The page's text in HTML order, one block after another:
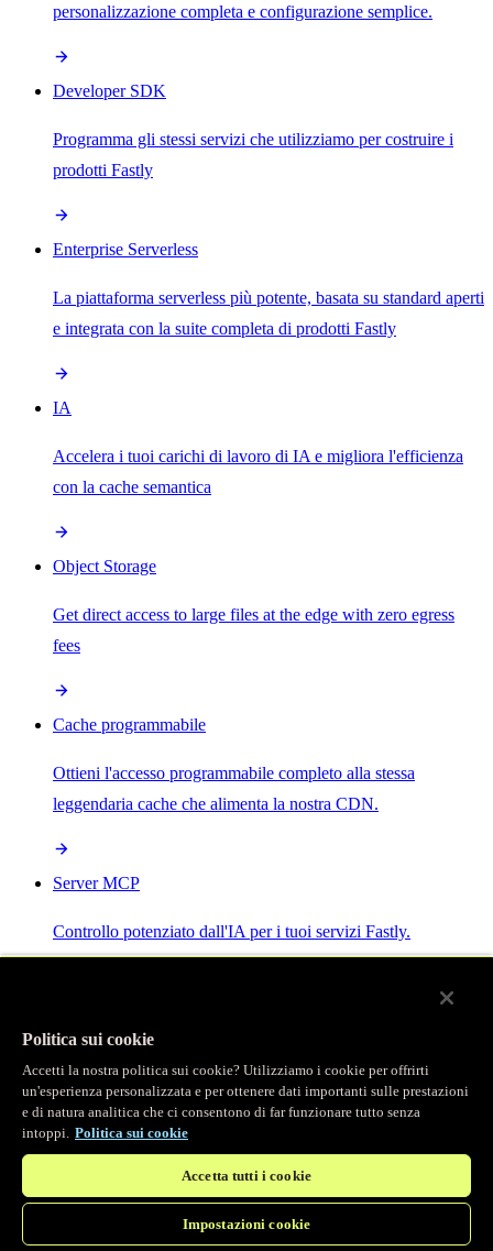
personalizzazione completa e configurazione semplice.
Developer SDK
Programma gli stessi servizi che utilizziamo per costruire i
prodotti Fastly
Enterprise Serverless
La piattaforma serverless più potente, basata su standard aperti
e integrata con la suite completa di prodotti Fastly
IA
Accelera i tuoi carichi di lavoro di IA e migliora l'efficienza
con la cache semantica
Object Storage
Get direct access to large files at the edge with zero egress
fees
Cache programmabile
Ottieni l'accesso programmabile completo alla stessa
leggendaria cache che alimenta la nostra CDN.
Server MCP
Controllo potenziato dall'IA per i tuoi servizi Fastly.
Main menu
/ Prodotti
Osservabilità
Logging in tempo reale
Politica sui cookie
Accetti la nostra politica sui cookie? Utilizziamo i cookie per offrirti
un'esperienza personalizzata e per ottenere dati importanti sulle prestazioni
e di natura analitica che ci consentono di far funzionare tutto senza
intoppi. Politica sui cookie
Accetta tutti i cookie
Impostazioni cookie